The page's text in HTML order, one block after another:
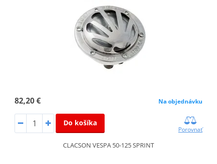
82,20 € Na objednávku
Do košíka
Porovnať
CLACSON VESPA 50-125 SPRINT